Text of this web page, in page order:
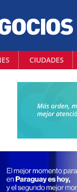
CIUDADES